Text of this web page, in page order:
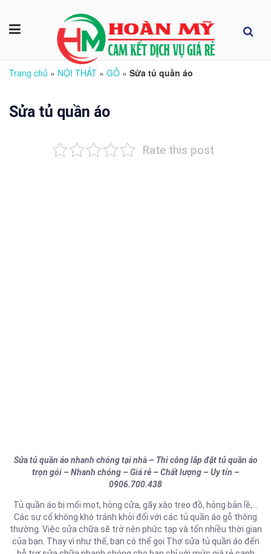
Trang chủ » NỘI THẤT » GỖ » Sửa tủ quần áo
Sửa tủ quần áo
Rate this post
Sửa tủ quần áo nhanh chóng tại nhà – Thi công lắp đặt tủ quần áo
trọn gói – Nhanh chóng – Giá rẻ – Chất lượng – Uy tín –
0906.700.438
Tủ quần áo bị mối mọt, hỏng cửa, gãy xào treo đồ, hỏng bản lề,…
Các sự cố không khó tránh khỏi đối với các tủ quần áo gỗ thông
thường. Việc sửa chữa sẽ trở nên phức tạp và tốn nhiều thời gian
của bạn. Thay vì như thế, bạn có thể gọi Thợ sửa tủ quần áo đến